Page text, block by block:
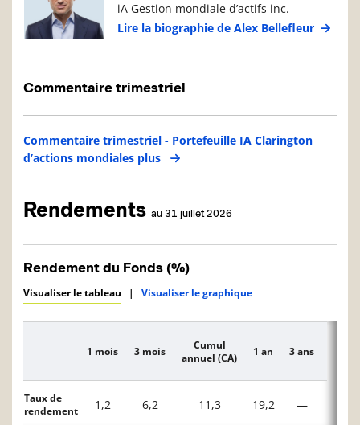
iA Gestion mondiale d’actifs inc.
Lire la biographie de Alex Bellefleur
Commentaire trimestriel
Commentaire trimestriel - Portefeuille IA Clarington
d’actions mondiales plus
Rendements au 31 juillet 2026
Rendement du Fonds (%)
Visualiser le tableau | Visualiser le graphique
Description
1 mois 3 mois
Cumul
annuel (CA)
1 an 3 ans
Taux de
rendement
1,2 6,2 11,3 19,2 —